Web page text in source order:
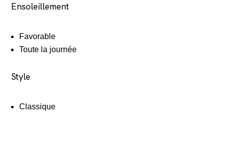
Ensoleillement
Favorable
Toute la journée
Style
Classique